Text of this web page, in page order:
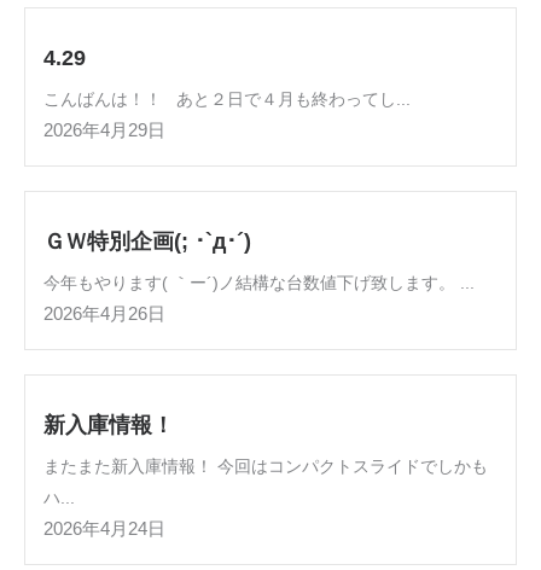
4.29
こんばんは！！ あと２日で４月も終わってし...
2026年4月29日
ＧＷ特別企画(; ･`д･´)
今年もやります( ｀ー´)ノ結構な台数値下げ致します。 ...
2026年4月26日
新入庫情報！
またまた新入庫情報！ 今回はコンパクトスライドでしかも
ハ...
2026年4月24日